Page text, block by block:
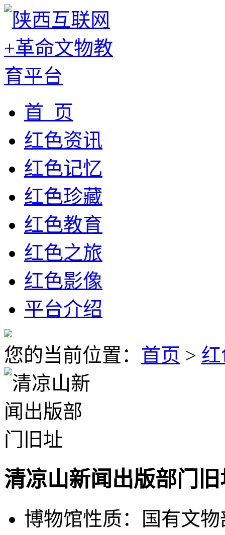
首 页
红色资讯
红色记忆
红色珍藏
红色教育
红色之旅
红色影像
平台介绍
您的当前位置： 首页 >
清凉山新闻出版部门旧
博物馆性质：国有文